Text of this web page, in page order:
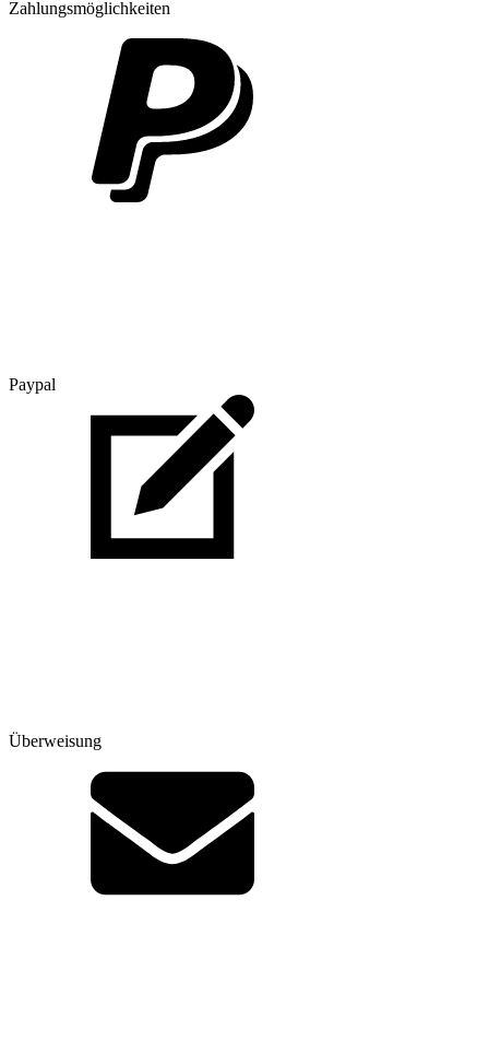
Zahlungsmöglichkeiten
Paypal
Überweisung